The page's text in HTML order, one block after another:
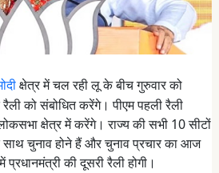
क्षेत्र में चल रही लू के बीच गुरुवार को
को संबोधित करेंगे। पीएम पहली रैली
क्षेत्र में करेंगे। राज्य की सभी 10 सीटों
चुनाव होने हैं और चुनाव प्रचार का आज
की दूसरी रैली होगी।